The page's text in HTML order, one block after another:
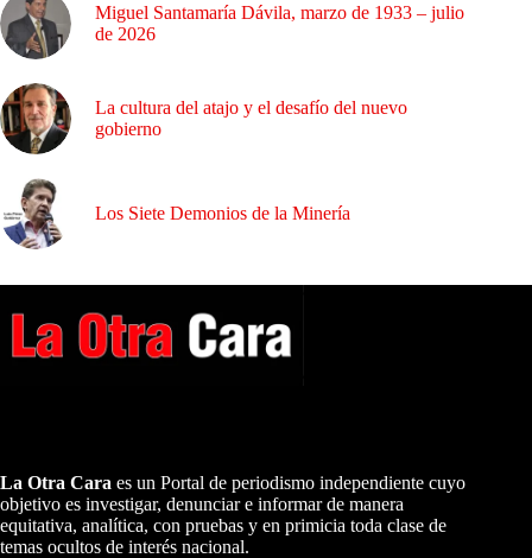
Miguel Santamaría Dávila, marzo de 1933 – julio
de 2026
La cultura del atajo y el desafío del nuevo
gobierno
Los Siete Demonios de la Minería
La Otra Cara es un Portal de periodismo independiente cuyo
objetivo es investigar, denunciar e informar de manera
equitativa, analítica, con pruebas y en primicia toda clase de
temas ocultos de interés nacional.